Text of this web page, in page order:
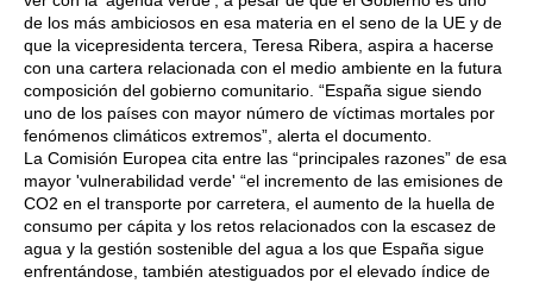
de los más ambiciosos en esa materia en el seno de la UE y de
que la vicepresidenta tercera, Teresa Ribera, aspira a hacerse
con una cartera relacionada con el medio ambiente en la futura
composición del gobierno comunitario. “España sigue siendo
uno de los países con mayor número de víctimas mortales por
fenómenos climáticos extremos”, alerta el documento.
La Comisión Europea cita entre las “principales razones” de esa
mayor 'vulnerabilidad verde' “el incremento de las emisiones de
CO2 en el transporte por carretera, el aumento de la huella de
consumo per cápita y los retos relacionados con la escasez de
agua y la gestión sostenible del agua a los que España sigue
enfrentándose, también atestiguados por el elevado índice de